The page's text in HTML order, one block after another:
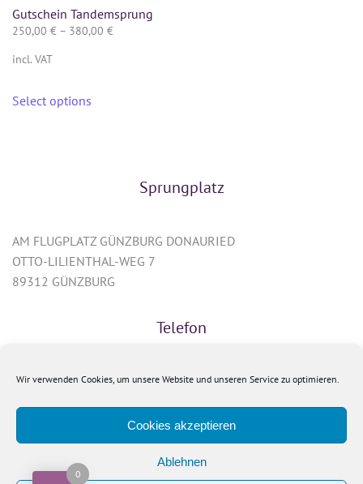
Wir verwenden Cookies, um unsere Website und unseren Service zu optimieren.
Cookies akzeptieren
Ablehnen
Gutschein Tandemsprung
250,00 € – 380,00 €
incl. VAT
Select options
Sprungplatz
AM FLUGPLATZ GÜNZBURG DONAURIED
OTTO-LILIENTHAL-WEG 7
89312 GÜNZBURG
Telefon
0175 / 447 621 0
Rechtliches
Impressum 0